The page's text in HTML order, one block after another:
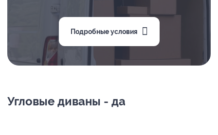
Подробные условия
Угловые диваны - да